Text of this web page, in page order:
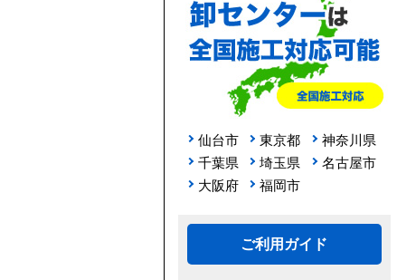
仙台市 東京都
神奈川県
千葉県
埼玉県
名古屋市
大阪府
福岡市
ご利用ガイド